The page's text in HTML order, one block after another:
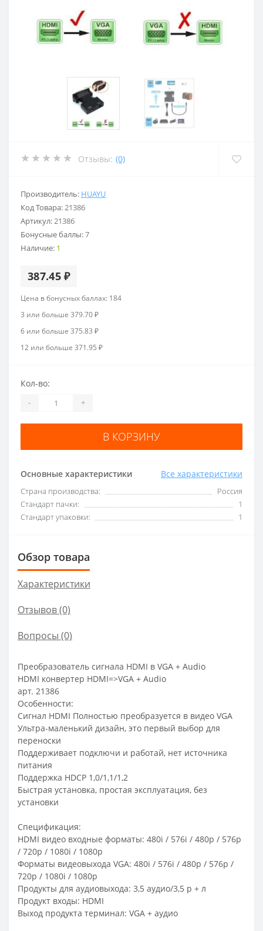
Отзывы: (0)
Производитель: HUAYU
Код Товара:21386
Артикул:21386
Бонусные баллы:7
Наличие: 1
387.45 ₽
Цена в бонусных баллах: 184
3 или больше 379.70 ₽
6 или больше 375.83 ₽
12 или больше 371.95 ₽
Основные характеристики Все характеристики
Страна производства:
Россия
Стандарт пачки:
1
Стандарт упаковки:
1
Кол-во:
- +
В КОРЗИНУ
Обзор товара
Характеристики
Отзывов (0)
Вопросы (0)
Преобразователь сигнала HDMI в VGA + Audio
HDMI конвертер HDMI=>VGA + Audio
арт. 21386
Особенности:
Сигнал HDMI Полностью преобразуется в видео VGA
Ультра-маленький дизайн, это первый выбор для
переноски
Поддерживает подключи и работай, нет источника
питания
Поддержка HDCP 1,0/1,1/1,2
Быстрая установка, простая эксплуатация, без
установки
Спецификация:
HDMI видео входные форматы: 480i / 576i / 480p / 576p
/ 720p / 1080i / 1080p
Форматы видеовыхода VGA: 480i / 576i / 480p / 576p /
720p / 1080i / 1080p
Продукты для аудиовыхода: 3,5 аудио/3,5 р + л
Продукт входы: HDMI
Выход продукта терминал: VGA + аудио